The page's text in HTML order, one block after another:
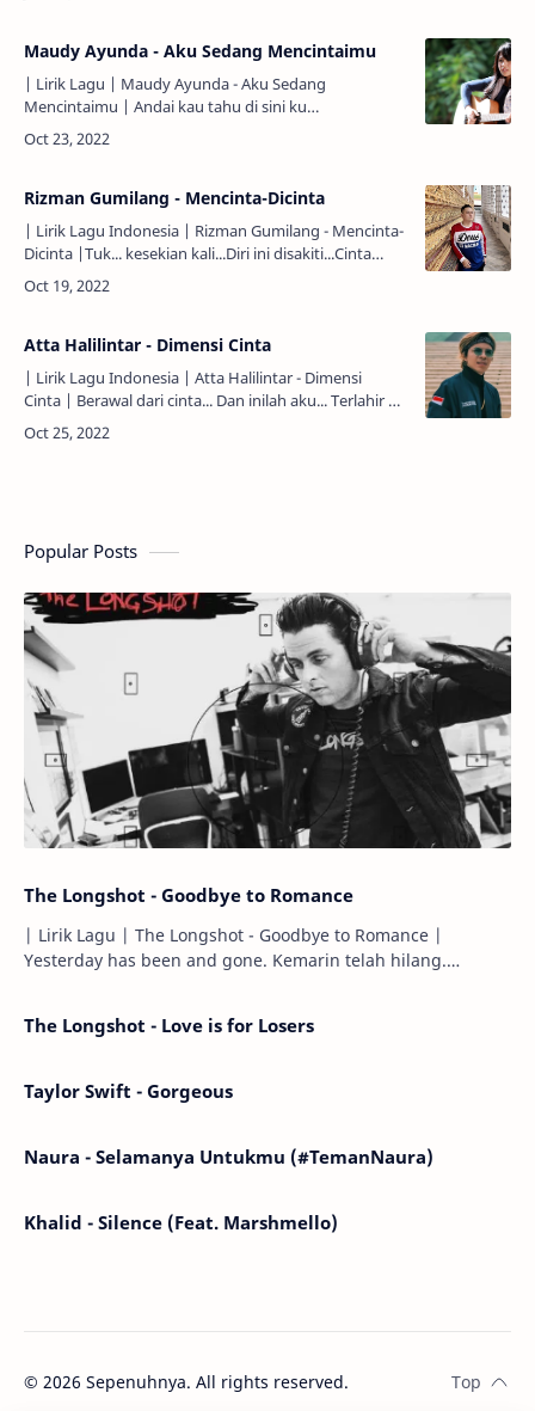
Cinta, tak pernah…
Maudy Ayunda - Aku Sedang Mencintaimu
| Lirik Lagu | Maudy Ayunda - Aku Sedang
Mencintaimu | Andai kau tahu di sini ku
merindukanmu... Merindu karena ku tak mampu...
Bertahan untuk tak memilikimu...…
Rizman Gumilang - Mencinta-Dicinta
| Lirik Lagu Indonesia | Rizman Gumilang - Mencinta-
Dicinta |Tuk... kesekian kali...Diri ini disakiti...Cinta
yang kukira sepenuh hati...Darimu... Untukku...Aku
tak mau s…
Atta Halilintar - Dimensi Cinta
| Lirik Lagu Indonesia | Atta Halilintar - Dimensi
Cinta | Berawal dari cinta... Dan inilah aku... Terlahir ke
dunia... Menghiasi hari bersama... Maafkanlah aku...
J…
Popular Posts
The Longshot - Goodbye to Romance
| Lirik Lagu | The Longshot - Goodbye to Romance |
Yesterday has been and gone. Kemarin telah hilang.
The Longshot - Love is for Losers
Taylor Swift - Gorgeous
Naura - Selamanya Untukmu (#TemanNaura)
Khalid - Silence (Feat. Marshmello)
© 2026 Sepenuhnya. All rights reserved.